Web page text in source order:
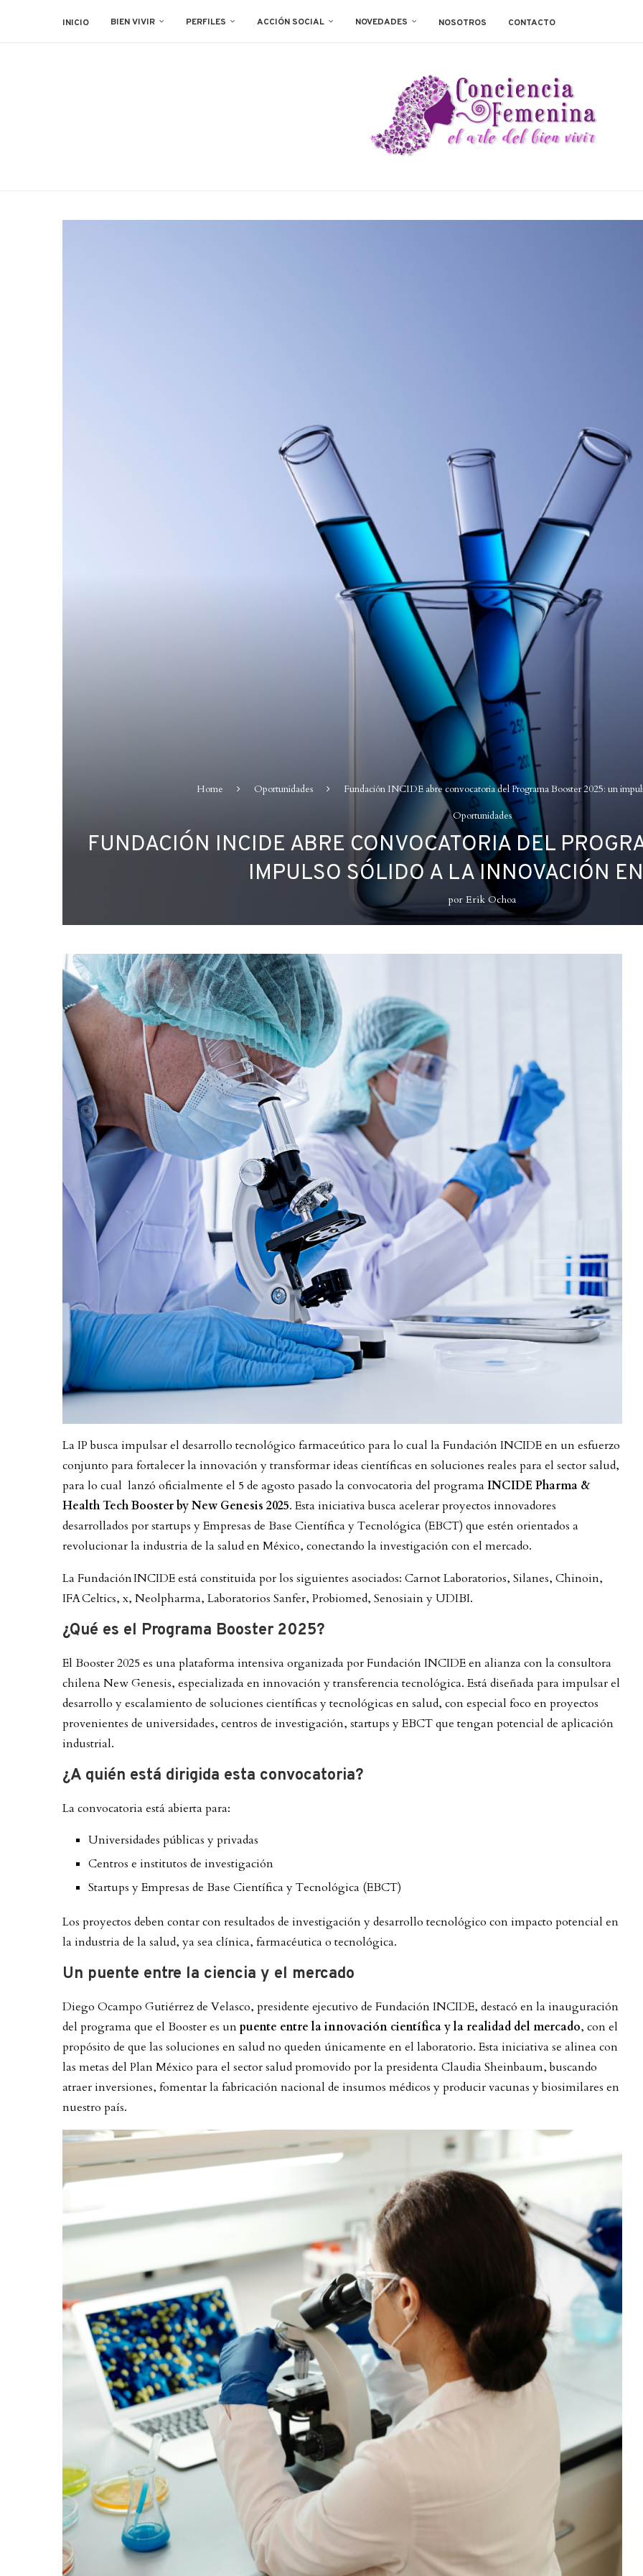
INICIO BIEN VIVIR PERFILES ACCIÓN SOCIAL NOVEDADES NOSOTROS CONTACTO
Home Oportunidades Fundación INCIDE abre convocatoria del Programa Booster 2025: un
Oportunidades
FUNDACIÓN INCIDE ABRE CONVOCATORIA DEL
IMPULSO SÓLIDO A LA INNOVACIÓN
por Erik Ochoa
La IP busca impulsar el desarrollo tecnológico farmaceútico para lo cual la Fundación INCIDE en un esfuerzo
conjunto para fortalecer la innovación y transformar ideas científicas en soluciones reales para el sector salud,
para lo cual lanzó oficialmente el 5 de agosto pasado la convocatoria del programa INCIDE Pharma &
Health Tech Booster by New Genesis 2025. Esta iniciativa busca acelerar proyectos innovadores
desarrollados por startups y Empresas de Base Científica y Tecnológica (EBCT) que estén orientados a
revolucionar la industria de la salud en México, conectando la investigación con el mercado.
La Fundación INCIDE está constituida por los siguientes asociados: Carnot Laboratorios, Silanes, Chinoin,
IFA Celtics, x, Neolpharma, Laboratorios Sanfer, Probiomed, Senosiain y UDIBI.
¿Qué es el Programa Booster 2025?
El Booster 2025 es una plataforma intensiva organizada por Fundación INCIDE en alianza con la consultora
chilena New Genesis, especializada en innovación y transferencia tecnológica. Está diseñada para impulsar el
desarrollo y escalamiento de soluciones científicas y tecnológicas en salud, con especial foco en proyectos
provenientes de universidades, centros de investigación, startups y EBCT que tengan potencial de aplicación
industrial.
¿A quién está dirigida esta convocatoria?
La convocatoria está abierta para:
Universidades públicas y privadas
Centros e institutos de investigación
Startups y Empresas de Base Científica y Tecnológica (EBCT)
Los proyectos deben contar con resultados de investigación y desarrollo tecnológico con impacto potencial en
la industria de la salud, ya sea clínica, farmacéutica o tecnológica.
Un puente entre la ciencia y el mercado
Diego Ocampo Gutiérrez de Velasco, presidente ejecutivo de Fundación INCIDE, destacó en la inauguración
del programa que el Booster es unpuente entre la innovación científica y la realidad del mercado, con el
propósito de que las soluciones en salud no queden únicamente en el laboratorio. Esta iniciativa se alinea con
las metas del Plan México para el sector salud promovido por la presidenta Claudia Sheinbaum, buscando
atraer inversiones, fomentar la fabricación nacional de insumos médicos y producir vacunas y biosimilares en
nuestro país.